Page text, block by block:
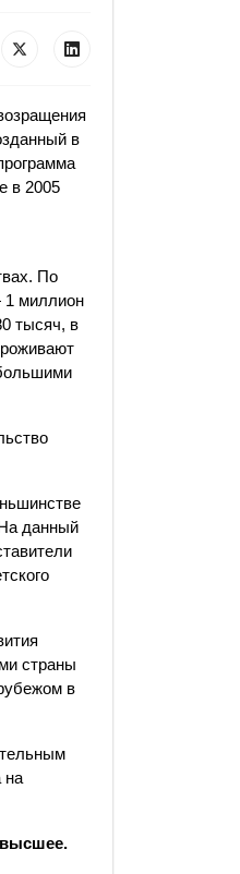
в
в 2005
По
1 миллион
тысяч, в
На данный
страны
в
на
высшее.